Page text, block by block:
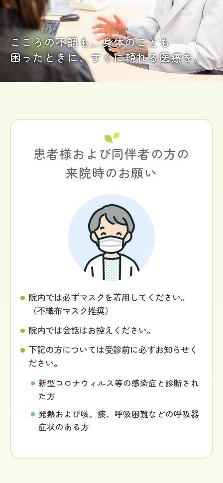
こころの不調も、身体のことも
困ったときに、すぐに頼れる医療を。
患者様および同伴者の方の
来院時のお願い
院内では必ずマスクを着用してください。
（不織布マスク推奨）
院内では会話はお控えください。
下記の方については受診前に必ずお知らせく
ださい。
新型コロナウィルス等の感染症と診断され
た方
発熱および咳、痰、呼吸困難などの呼吸器
症状のある方